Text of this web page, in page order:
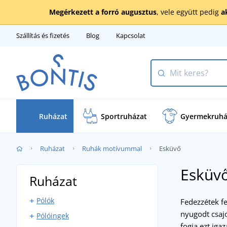
Megérkezett a forró augusztus, vele együtt pedig
Szállítás és fizetés Blog Kapcsolat
Ruházat Sportruházat
Ruházat Ruhák motívummal Esküvő
Fedezzétek
nyugodt
Ruházat
Pólók
Rövid ujjú pólók
Pólóingek